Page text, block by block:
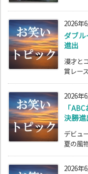
2026年
ダブ
進出
漫才と
賞レー
2026年
「
決勝進
デビュ
夏の風
2026年